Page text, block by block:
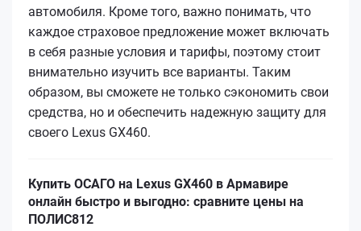
автомобиля. Кроме того, важно понимать, что
каждое страховое предложение может включать
в себя разные условия и тарифы, поэтому стоит
внимательно изучить все варианты. Таким
образом, вы сможете не только сэкономить свои
средства, но и обеспечить надежную защиту для
своего Lexus GX460.
Купить ОСАГО на Lexus GX460 в Армавире
онлайн быстро и выгодно: сравните цены на
ПОЛИС812